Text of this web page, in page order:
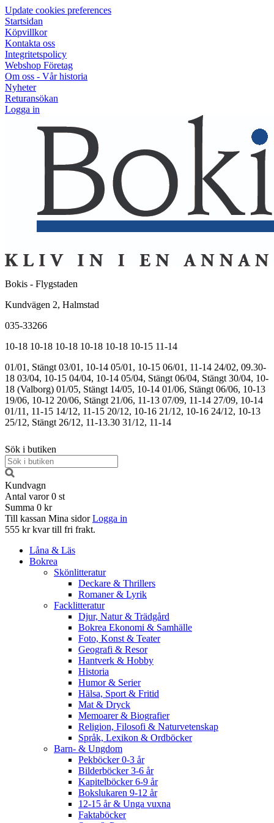
Update cookies preferences
Startsidan
Köpvillkor
Kontakta oss
Integritetspolicy
Webshop Företag
Om oss - Vår historia
Nyheter
Returansökan
Logga in
Bokis - Flygstaden
Kundvägen 2, Halmstad
035-33266
10-18 10-18 10-18 10-18 10-18 10-15 11-14
01/01, Stängt 03/01, 10-14 05/01, 10-15 06/01, 11-14 24/02, 09.30-
18 03/04, 10-15 04/04, 10-14 05/04, Stängt 06/04, Stängt 30/04, 10-
18 (Valborg) 01/05, Stängt 14/05, 10-14 01/06, Stängt 06/06, 10-13
19/06, 10-12 20/06, Stängt 21/06, 11-13 07/09, 11-14 27/09, 10-14
01/11, 11-15 14/12, 11-15 20/12, 10-16 21/12, 10-16 24/12, 10-13
25/12, Stängt 26/12, 11-13.30 31/12, 11-14
Sök i butiken
Kundvagn
Antal varor 0 st
Summa 0 kr
Till kassan Mina sidor Logga in
555 kr kvar till fri frakt.
Låna & Läs
Bokrea
Skönlitteratur
Deckare & Thrillers
Romaner & Lyrik
Facklitteratur
Djur, Natur & Trädgård
Bokrea Ekonomi & Samhälle
Foto, Konst & Teater
Geografi & Resor
Hantverk & Hobby
Historia
Humor & Serier
Hälsa, Sport & Fritid
Mat & Dryck
Memoarer & Biografier
Religion, Filosofi & Naturvetenskap
Språk, Lexikon & Ordböcker
Barn- & Ungdom
Pekböcker 0-3 år
Bilderböcker 3-6 år
Kapitelböcker 6-9 år
Bokslukaren 9-12 år
12-15 år & Unga vuxna
Faktaböcker